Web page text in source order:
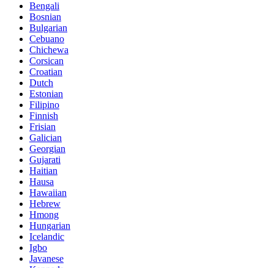
Bengali
Bosnian
Bulgarian
Cebuano
Chichewa
Corsican
Croatian
Dutch
Estonian
Filipino
Finnish
Frisian
Galician
Georgian
Gujarati
Haitian
Hausa
Hawaiian
Hebrew
Hmong
Hungarian
Icelandic
Igbo
Javanese